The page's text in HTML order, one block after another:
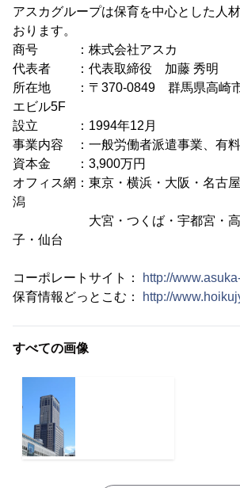
アスカグループは保育を中心とした人
おります。
商号 ：株式会社アスカ
代表者 ：代表取締役 加藤 秀明
所在地 ：〒370-0849 群馬県高崎市
エビル5F
設立 ：1994年12月
事業内容 ：一般労働者派遣事業、有
資本金 ：3,900万円
オフィス網：東京・横浜・大阪・名古
潟
大宮・つくば・宇都宮・高崎
子・仙台
コーポレートサイト：
http://
保育情報どっとこむ：
http://
すべての画像